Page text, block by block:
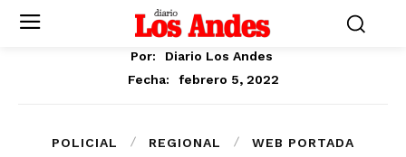
Por:
Diario Los Andes
Fecha:
febrero 5, 2022
POLICIAL REGIONAL WEB PORTADA